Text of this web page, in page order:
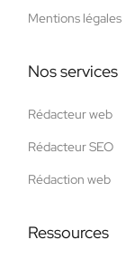
Mentions légales
Nos services
Rédacteur web
Rédacteur SEO
Rédaction web
Ressources